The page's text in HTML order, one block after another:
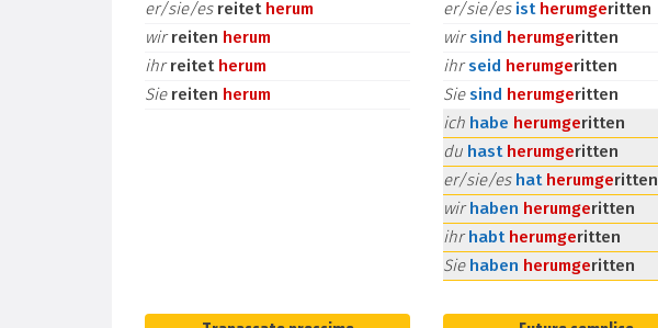
er/sie/es reitet herum
wirreiten herum
ihrreitet herum
Sie reiten herum
er/sie/es ist herumgeritten
wirsind herumgeritten
ihrseid herumgeritten
Siesind herumgeritten
ich habe herumgeritten
du hast herumgeritten
er/sie/es hat herumgeritten
wirhaben herumgeritten
ihrhabt herumgeritten
Sie haben herumgeritten